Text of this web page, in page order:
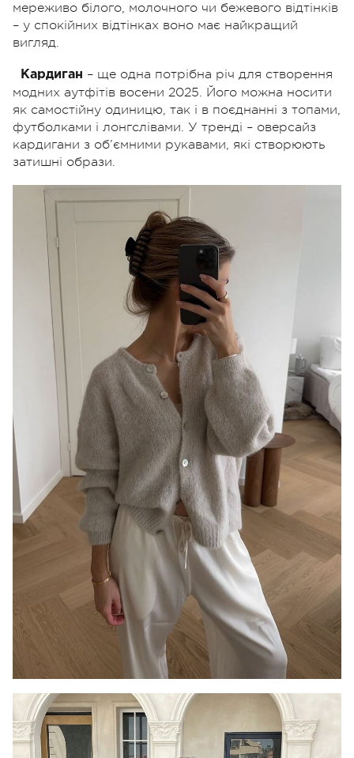
мереживо білого, молочного чи бежевого відтінків
– у спокійних відтінках воно має найкращий
вигляд.
Кардиган – ще одна потрібна річ для створення
модних аутфітів восени 2025. Його можна носити
як самостійну одиницю, так і в поєднанні з топами,
футболками і лонгслівами. У тренді – оверсайз
кардигани з об’ємними рукавами, які створюють
затишні образи.